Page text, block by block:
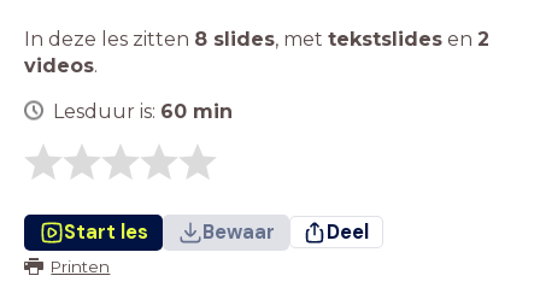
In deze les zitten 8 slides, met tekstslides en 2
videos.
Lesduur is: 60 min
Start les Bewaar Deel
Printen